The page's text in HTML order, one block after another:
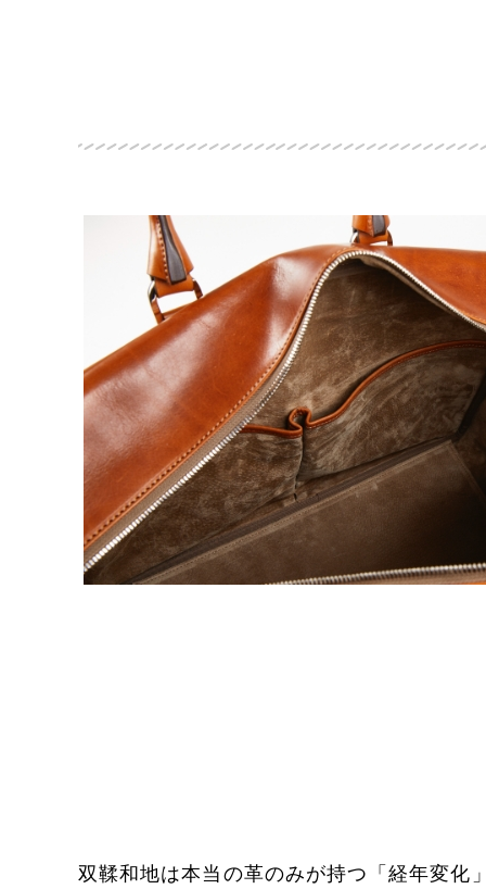
双鞣和地は本当の革のみが持つ「経年変化